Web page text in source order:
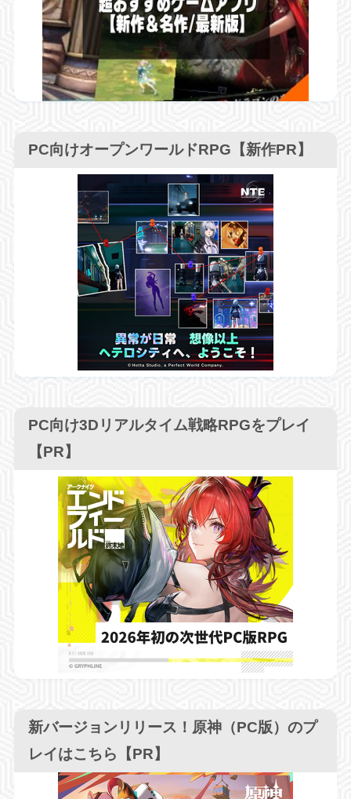
PC向けオープンワールドRPG【新作PR】
PC向け3Dリアルタイム戦略RPGをプレイ
【PR】
新バージョンリリース！原神（PC版）のプ
レイはこちら【PR】